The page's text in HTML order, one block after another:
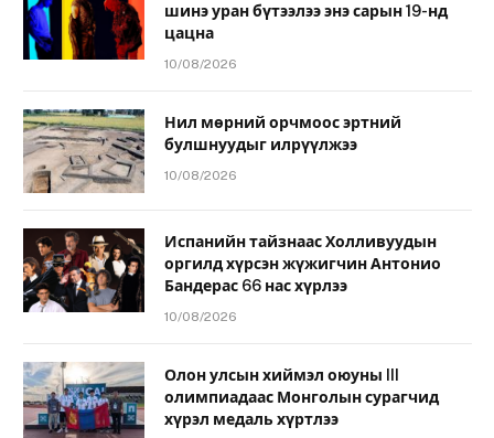
шинэ уран бүтээлээ энэ сарын 19-нд
цацна
10/08/2026
Нил мөрний орчмоос эртний
булшнуудыг илрүүлжээ
10/08/2026
Испанийн тайзнаас Холливуудын
оргилд хүрсэн жүжигчин Антонио
Бандерас 66 нас хүрлээ
10/08/2026
Олон улсын хиймэл оюуны III
олимпиадаас Монголын сурагчид
хүрэл медаль хүртлээ